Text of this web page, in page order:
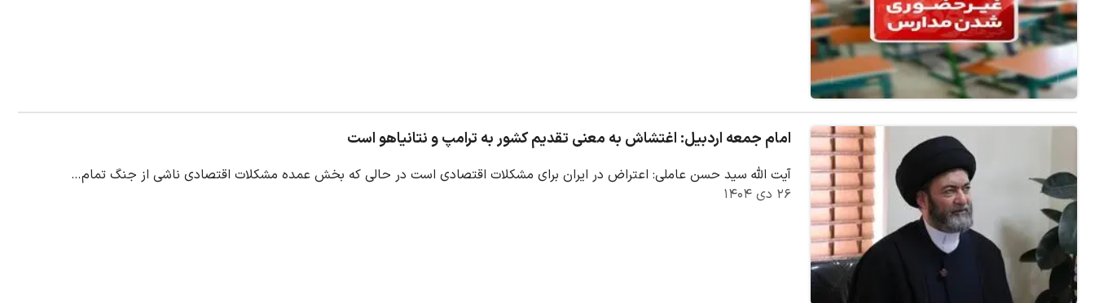
امام جمعه اردبیل: اغتشاش به معنی تقدیم کشور به ترامپ و نتانیاهو است
آیت الله سید حسن عاملی: اعتراض در ایران برای مشکلات اقتصادی است در حالی که بخش عمده مشکلات اقتصادی ناشی از جنگ تمام…
۲۶ دی ۱۴۰۴